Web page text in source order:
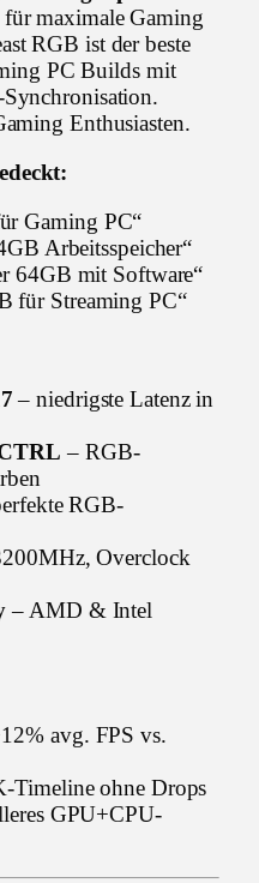
maximale Gaming
RGB ist der beste
PC Builds mit
Enthusiasten.
Gaming PC“
Arbeitsspeicher“
64GB mit Software“
für Streaming PC“
– niedrigste Latenz in
– RGB-
RGB-
Overclock
– AMD & Intel
avg. FPS vs.
Timeline ohne Drops
GPU+CPU-